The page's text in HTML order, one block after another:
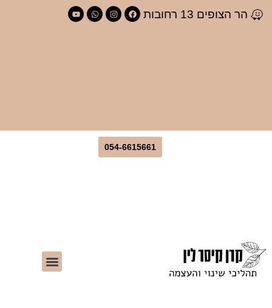
לתוכן
הר הצופים 13 רחובות
054-6615661